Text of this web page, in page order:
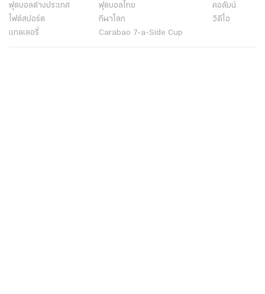
ฟุตบอลต่่างประเทศ ฟุตบอลไทย
คอลัมน์
ไฟต์สปอร์ต
กีฬาโลก
วิดีโอ
แกลเลอรี่
Carabao 7-a-Side Cup